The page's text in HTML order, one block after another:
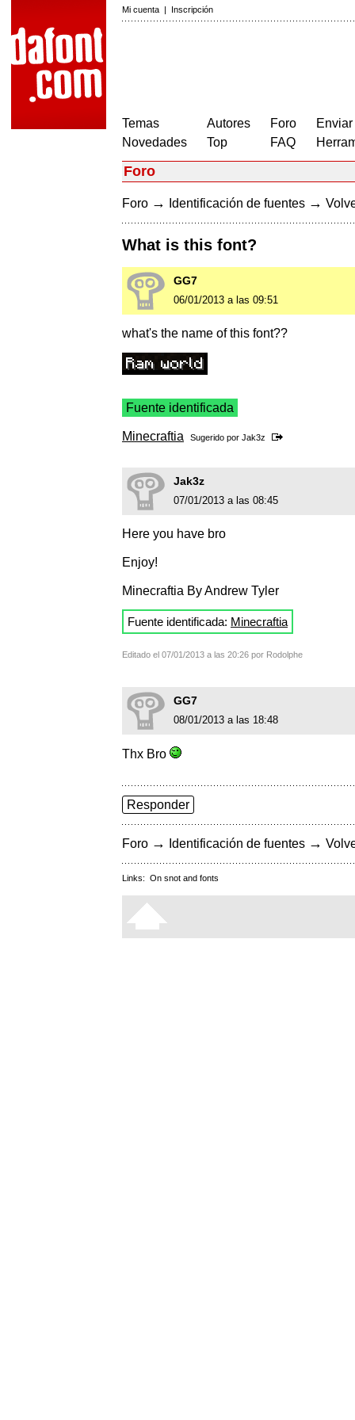
Mi cuenta | Inscripción
Temas
Novedades
Autores
Top
Foro
FAQ
Foro
Foro → Identificación de fuentes →
What is this font?
GG7
06/01/2013 a las 09:51
what's the name of this font??
Fuente identificada
Minecraftia Sugerido por Jak3z
Jak3z
07/01/2013 a las 08:45
Here you have bro
Enjoy!
Minecraftia By Andrew Tyler
Fuente identificada: Minecraftia
Editado el 07/01/2013 a las 20:26 por Rodolphe
GG7
08/01/2013 a las 18:48
Thx Bro
Responder
Foro → Identificación de fuentes →
Links: On snot and fonts